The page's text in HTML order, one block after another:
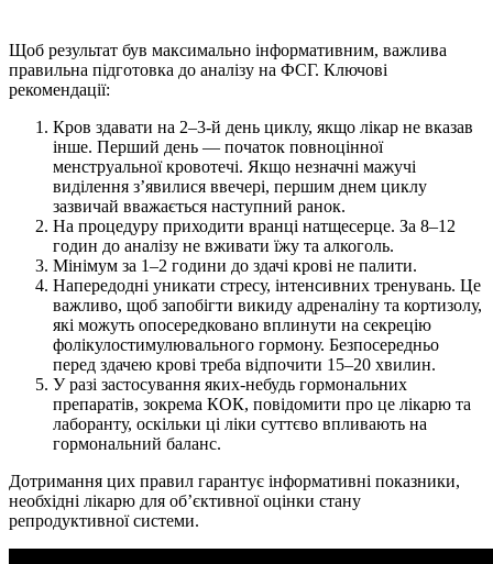
Щоб результат був максимально інформативним, важлива
правильна підготовка до аналізу на ФСГ. Ключові
рекомендації:
Кров здавати на 2–3-й день циклу, якщо лікар не вказав
інше. Перший день — початок повноцінної
менструальної кровотечі. Якщо незначні мажучі
виділення з’явилися ввечері, першим днем циклу
зазвичай вважається наступний ранок.
На процедуру приходити вранці натщесерце. За 8–12
годин до аналізу не вживати їжу та алкоголь.
Мінімум за 1–2 години до здачі крові не палити.
Напередодні уникати стресу, інтенсивних тренувань. Це
важливо, щоб запобігти викиду адреналіну та кортизолу,
які можуть опосередковано вплинути на секрецію
фолікулостимулювального гормону. Безпосередньо
перед здачею крові треба відпочити 15–20 хвилин.
У разі застосування яких-небудь гормональних
препаратів, зокрема КОК, повідомити про це лікарю та
лаборанту, оскільки ці ліки суттєво впливають на
гормональний баланс.
Дотримання цих правил гарантує інформативні показники,
необхідні лікарю для об’єктивної оцінки стану
репродуктивної системи.